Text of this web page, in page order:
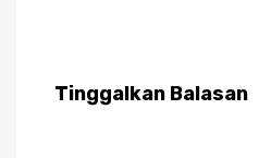
Tinggalkan Balasan